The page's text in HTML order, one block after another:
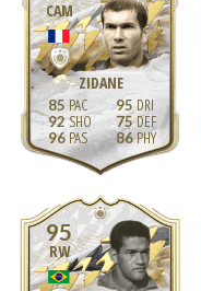
CAM
ZIDANE
85
92
96
95
75
86
95
RW